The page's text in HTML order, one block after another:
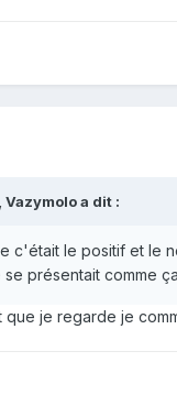
a dit :
c'était le positif et le
présentait comme
que je regarde je